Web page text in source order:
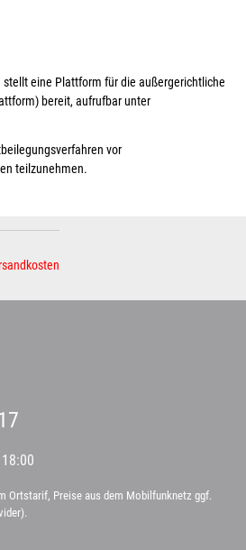
stellt eine Plattform für die außergerichtliche
bereit, aufrufbar unter
vor
teilzunehmen.
Ortstarif, Preise aus dem Mobilfunknetz ggf.